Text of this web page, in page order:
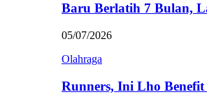
Baru Berlatih 7 Bulan,
05/07/2026
Olahraga
Runners, Ini Lho